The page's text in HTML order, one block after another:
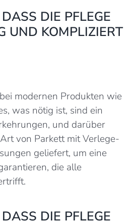
DIE PFLEGE
UND KOMPLIZIERT
modernen Produkten wie
was nötig ist, sind ein
und darüber
von Parkett mit Verlege-
geliefert, um eine
die alle
DIE PFLEGE